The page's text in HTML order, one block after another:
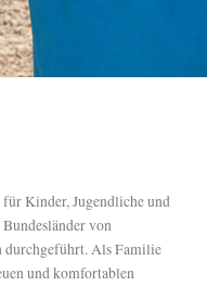
Kinder, Jugendliche und
von
durchgeführt. Als Familie
und komfortablen